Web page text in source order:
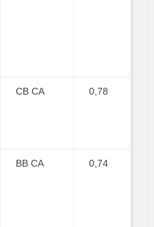
CB CA 0,78
BB CA 0,74